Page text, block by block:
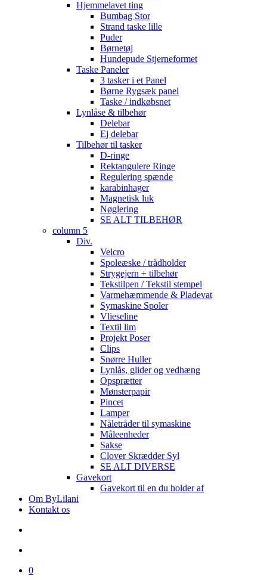
Hjemmelavet ting
Bumbag Stor
Strand taske lille
Puder
Børnetøj
Hundepude Stjerneformet
Taske Paneler
3 tasker i et Panel
Børne Rygsæk panel
Taske / indkøbsnet
Lynlåse & tilbehør
Delebar
Ej delebar
Tilbehør til tasker
D-ringe
Rektangulere Ringe
Regulering spænde
karabinhager
Magnetisk luk
Nøglering
SE ALT TILBEHØR
column 5
Div.
Velcro
Spoleæske / trådholder
Strygejern + tilbehør
Tekstilpen / Tekstil stempel
Varmehæmmende & Pladevat
Symaskine Spoler
Vlieseline
Textil lim
Projekt Poser
Clips
Snørre Huller
Lynlås, glider og vedhæng
Opsprætter
Mønsterpapir
Pincet
Lamper
Nåletråder til symaskine
Måleenheder
Sakse
Clover Skrædder Syl
SE ALT DIVERSE
Gavekort
Gavekort til en du holder af
Om ByLilani
Kontakt os
0